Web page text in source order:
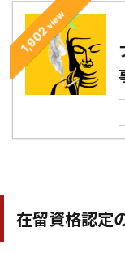
1,902
view
在留資格認定